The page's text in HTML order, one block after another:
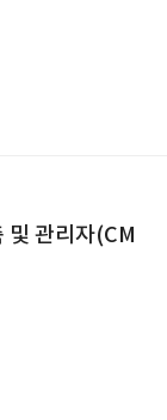
및 관리자(CM